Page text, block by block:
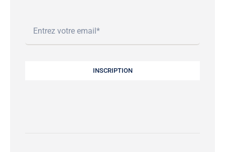
INSCRIPTION